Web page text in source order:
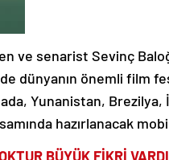
ve senarist Sevinç
dünyanın önemli film
Yunanistan, Brezilya,
hazırlanacak
BÜYÜK FİKRİ